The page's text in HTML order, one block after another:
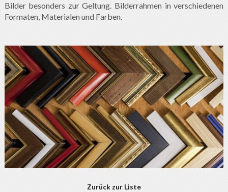
Bilder besonders zur Geltung. Bilderrahmen in verschiedenen
Formaten, Materialen und Farben.
Zurück zur Liste